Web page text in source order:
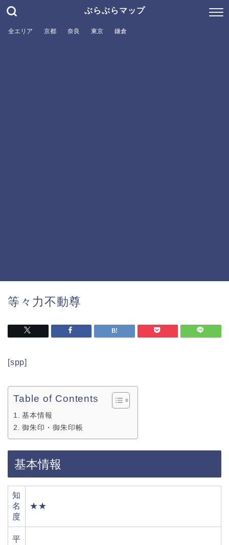
ぶらぶらマップ
全エリア 京都 奈良 東京 鎌倉
等々力不動尊
[spp]
Table of Contents
基本情報
御朱印・御朱印帳
基本情報
知
名
度
★★
平